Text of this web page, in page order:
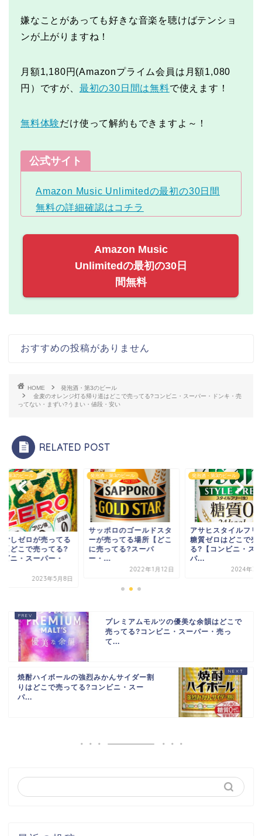
嫌なことがあっても好きな音楽を聴けばテンショ
ンが上がりますね！
月額1,180円(Amazonプライム会員は月額1,080
円）ですが、 最初の30日間は無料で使えます！
無料体験だけ使って解約もできますよ～！
公式サイト
Amazon Music Unlimitedの最初の30日間
無料の詳細確認はコチラ
Amazon Music
Unlimitedの最初の30日
間無料
おすすめの投稿がありません
HOME
発泡酒・第3のビール
金麦のオレンジ灯る帰り道はどこで売ってる?コンビニ・スーパー・ドンキ・売
ってない・まずい?うまい・値段・安い
RELATED POST
・第3のビール
ごしゼロが売ってる
【どこで売ってる?
ビニ・スーパー・
2023年5月8日
発泡酒・第3のビール
サッポロのゴールドスタ
ーが売ってる場所【どこ
に売ってる?スーパ
ー・...
2022年1月12日
発泡酒・第3のビール
アサヒスタイルフリ
糖質ゼロはどこで売
る?【コンビニ・ス
パ...
2024年3
プレミアムモルツの優美な余韻はどこで
売ってる?コンビニ・スーパー・売っ
て...
焼酎ハイボールの強烈みかんサイダー割
りはどこで売ってる?コンビニ・スー
パ...